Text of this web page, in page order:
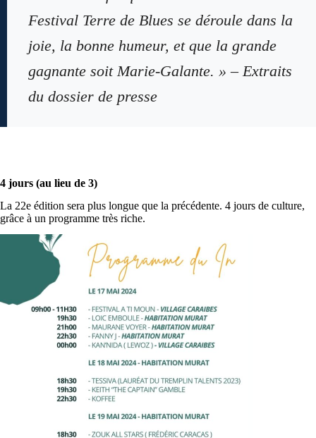
Festival Terre de Blues se déroule dans la
joie, la bonne humeur, et que la grande
gagnante soit Marie-Galante. » – Extraits
du dossier de presse
4 jours (au lieu de 3)
La 22e édition sera plus longue que la précédente. 4 jours de culture,
grâce à un programme très riche.